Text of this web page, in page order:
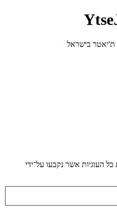
ת'יאטר בישראל
העוגיות אשר נקבעו על־ידי